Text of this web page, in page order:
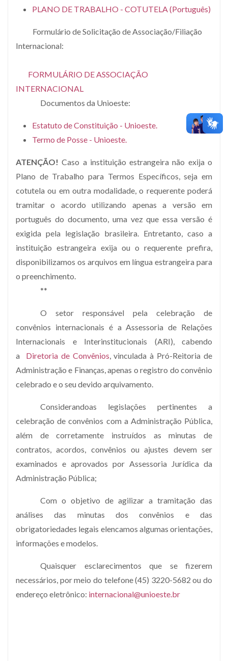
PLANO DE TRABALHO - COTUTELA (Português)
Formulário de Solicitação de Associação/Filiação
Internacional:
FORMULÁRIO DE ASSOCIAÇÃO
INTERNACIONAL
Documentos da Unioeste:
Estatuto de Constituição - Unioeste.
Termo de Posse - Unioeste.
ATENÇÃO! Caso a instituição estrangeira não exija o
Plano de Trabalho para Termos Específicos, seja em
cotutela ou em outra modalidade, o requerente poderá
tramitar o acordo utilizando apenas a versão em
português do documento, uma vez que essa versão é
exigida pela legislação brasileira. Entretanto, caso a
instituição estrangeira exija ou o requerente prefira,
disponibilizamos os arquivos em língua estrangeira para
o preenchimento.
**
O setor responsável pela celebração de
convênios internacionais é a Assessoria de Relações
Internacionais e Interinstitucionais (ARI), cabendo
a Diretoria de Convênios, vinculada à Pró-Reitoria de
Administração e Finanças, apenas o registro do convênio
celebrado e o seu devido arquivamento.
Considerandoas legislações pertinentes a
celebração de convênios com a Administração Pública,
além de corretamente instruídos as minutas de
contratos, acordos, convênios ou ajustes devem ser
examinados e aprovados por Assessoria Jurídica da
Administração Pública;
Com o objetivo de agilizar a tramitação das
análises das minutas dos convênios e das
obrigatoriedades legais elencamos algumas orientações,
informações e modelos.
Quaisquer esclarecimentos que se fizerem
necessários, por meio do telefone (45) 3220-5682 ou do
endereço eletrônico: internacional@unioeste.br